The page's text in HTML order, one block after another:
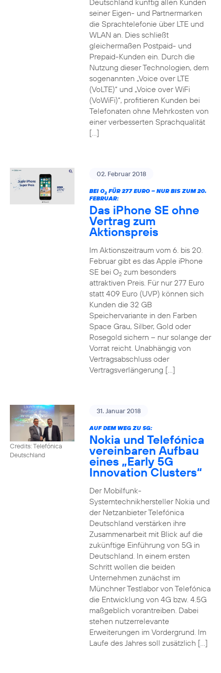
Deutschland künftig allen Kunden
seiner Eigen- und Partnermarken
die Sprachtelefonie über LTE und
WLAN an. Dies schließt
gleichermaßen Postpaid- und
Prepaid-Kunden ein. Durch die
Nutzung dieser Technologien, dem
sogenannten „Voice over LTE
(VoLTE)“ und „Voice over WiFi
(VoWiFi)“, profitieren Kunden bei
Telefonaten ohne Mehrkosten von
einer verbesserten Sprachqualität
[…]
02. Februar 2018
BEI O2FÜR 277 EURO – NUR BIS ZUM 20.
FEBRUAR:
Das iPhone SE ohne
Vertrag zum
Aktionspreis
Im Aktionszeitraum vom 6. bis 20.
Februar gibt es das Apple iPhone
SE bei O2zum besonders
attraktiven Preis. Für nur 277 Euro
statt 409 Euro (UVP) können sich
Kunden die 32 GB
Speichervariante in den Farben
Space Grau, Silber, Gold oder
Rosegold sichern – nur solange der
Vorrat reicht. Unabhängig von
Vertragsabschluss oder
Vertragsverlängerung […]
Credits: Telefónica
Deutschland
31. Januar 2018
AUF DEM WEG ZU 5G:
Nokia und Telefónica
vereinbaren Aufbau
eines „Early 5G
Innovation Clusters“
Der Mobilfunk-
Systemtechnikhersteller Nokia und
der Netzanbieter Telefónica
Deutschland verstärken ihre
Zusammenarbeit mit Blick auf die
zukünftige Einführung von 5G in
Deutschland. In einem ersten
Schritt wollen die beiden
Unternehmen zunächst im
Münchner Testlabor von Telefónica
die Entwicklung von 4G bzw. 4.5G
maßgeblich vorantreiben. Dabei
stehen nutzerrelevante
Erweiterungen im Vordergrund. Im
Laufe des Jahres soll zusätzlich […]